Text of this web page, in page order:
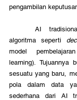
pengambilan
algoritma seperti
model
learning). Tujuannya
sesuatu yang baru,
pola dalam data
sederhana dari AI